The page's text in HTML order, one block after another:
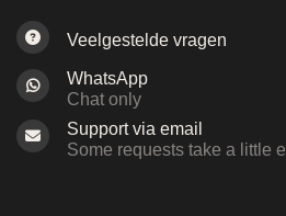
Veelgestelde vragen
WhatsApp
Chat only
Support via email
Some requests take a little